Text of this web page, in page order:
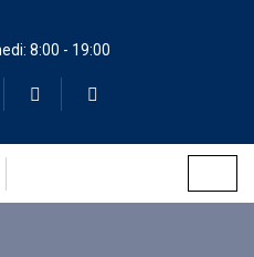
8:00 - 19:00